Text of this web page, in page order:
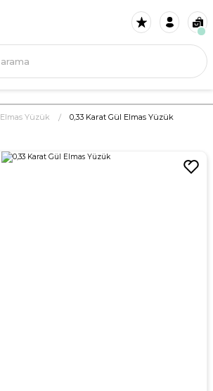
Elmas Yüzük 0,33 Karat Gül Elmas Yüzük